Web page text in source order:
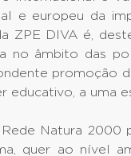
e europeu da
ZPE DIVA é,
no âmbito das
promoção
a uma
Natura 2000
quer ao nível